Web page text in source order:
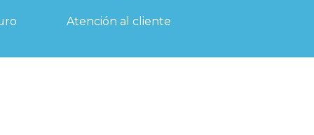
Atención al cliente